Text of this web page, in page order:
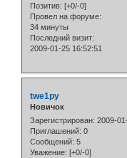
Позитив: [+0/-0]
Провел на форуме:
34 минуты
Последний визит:
2009-01-25 16:52:51
twe1py
Новичок
Зарегистрирован: 2009-
Приглашений: 0
Сообщений: 5
Уважение: [+0/-0]